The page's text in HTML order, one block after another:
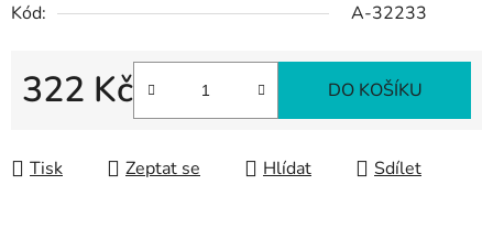
Kód:
A-32233
322 Kč DO KOŠÍKU
Tisk Zeptat se Hlídat Sdílet